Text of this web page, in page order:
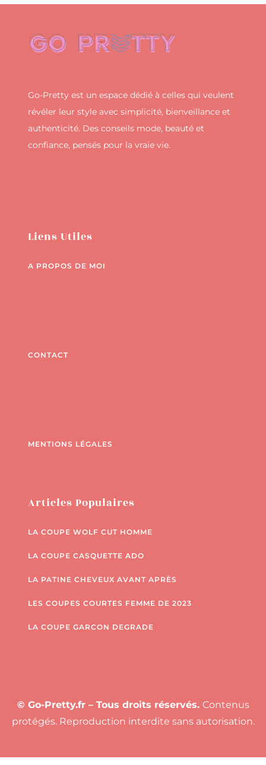
Go-Pretty est un espace dédié à celles qui veulent
révéler leur style avec simplicité, bienveillance et
authenticité. Des conseils mode, beauté et
confiance, pensés pour la vraie vie.
Liens Utiles
A PROPOS DE MOI
CONTACT
MENTIONS LÉGALES
Articles Populaires
LA COUPE WOLF CUT HOMME
LA COUPE CASQUETTE ADO
LA PATINE CHEVEUX AVANT APRÈS
LES COUPES COURTES FEMME DE 2023
LA COUPE GARCON DEGRADE
© Go-Pretty.fr – Tous droits réservés. Contenus
protégés. Reproduction interdite sans autorisation.